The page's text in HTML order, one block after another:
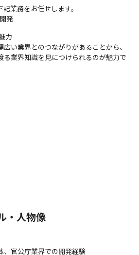
業務をお任せします。
発
力
広い業界とのつながりがあることから、
る業界知識を見につけられるのが魅力で
・人物像
、官公庁業界での開発経験